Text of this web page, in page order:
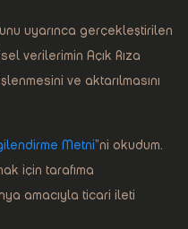
uyarınca gerçekleştirilen
verilerimin Açık Rıza
ve aktarılmasını
Metni”ni okudum.
için tarafıma
amacıyla ticari ileti